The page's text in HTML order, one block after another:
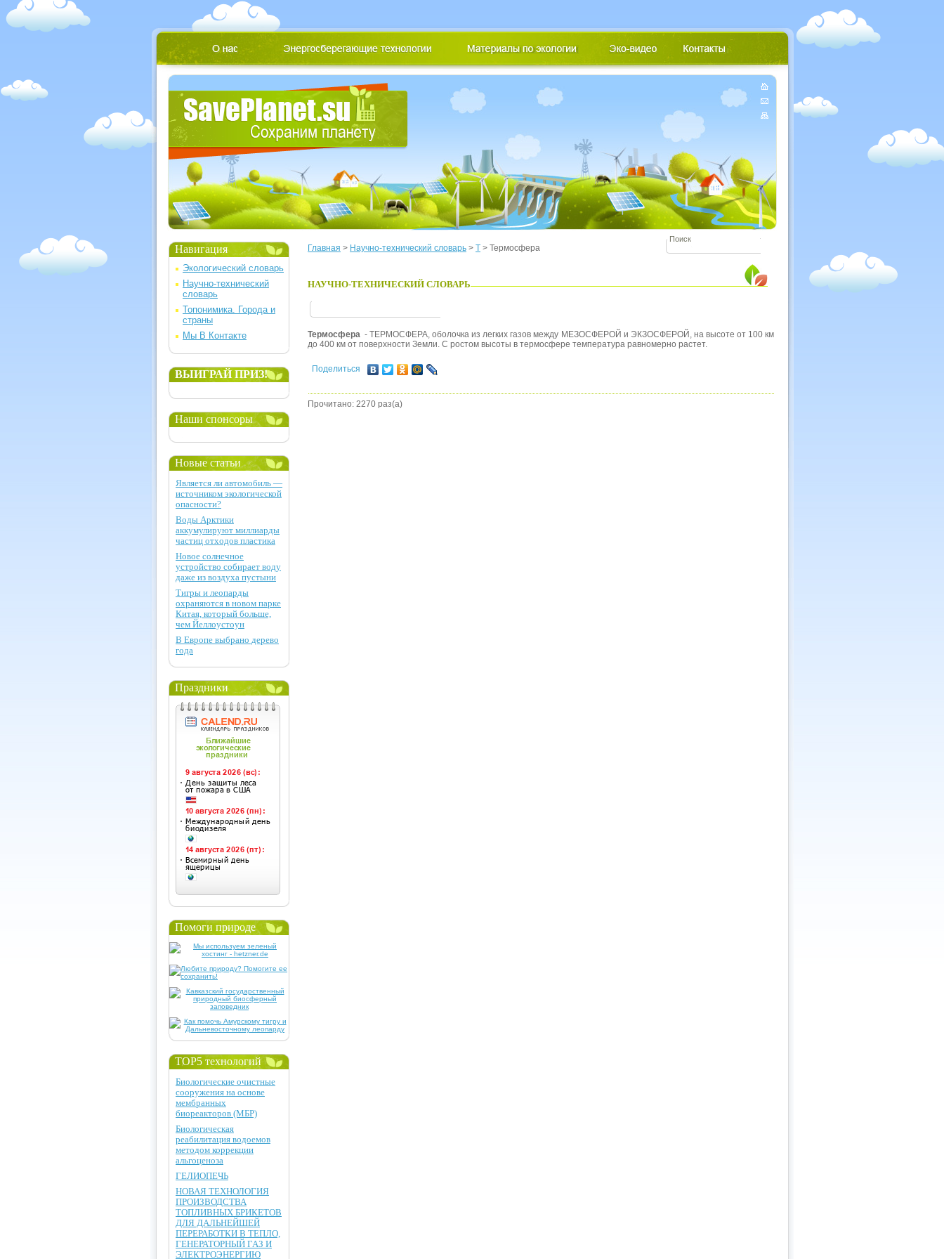
Главная > Научно-технический словарь > Т > Термосфера
НАУЧНО-ТЕХНИЧЕСКИЙ СЛОВАРЬ
Термосфера - ТЕРМОСФЕРА, оболочка из легких газов между МЕЗОСФЕРОЙ и ЭКЗОСФЕРОЙ, на высоте от 100 км
до 400 км от поверхности Земли. С ростом высоты в термосфере температура равномерно растет.
Поделиться
Прочитано: 2270 раз(а)
Навигация
Экологический словарь
Научно-технический
словарь
Топонимика. Города и
страны
Мы В Контакте
ВЫИГРАЙ ПРИЗ!
Наши спонсоры
Новые статьи
Является ли автомобиль —
источником экологической
опасности?
Воды Арктики
аккумулируют миллиарды
частиц отходов пластика
Новое солнечное
устройство собирает воду
даже из воздуха пустыни
Тигры и леопарды
охраняются в новом парке
Китая, который больше,
чем Йеллоустоун
В Европе выбрано дерево
года
Праздники
Помоги природе
TOP5 технологий
Биологические очистные
сооружения на основе
мембранных
биореакторов (МБР)
Биологическая
реабилитация водоемов
методом коррекции
альгоценоза
ГЕЛИОПЕЧЬ
НОВАЯ ТЕХНОЛОГИЯ
ПРОИЗВОДСТВА
ТОПЛИВНЫХ БРИКЕТОВ
ДЛЯ ДАЛЬНЕЙШЕЙ
ПЕРЕРАБОТКИ В ТЕПЛО,
ГЕНЕРАТОРНЫЙ ГАЗ И
ЭЛЕКТРОЭНЕРГИЮ